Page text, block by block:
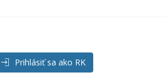
Prihlásiť sa ako RK